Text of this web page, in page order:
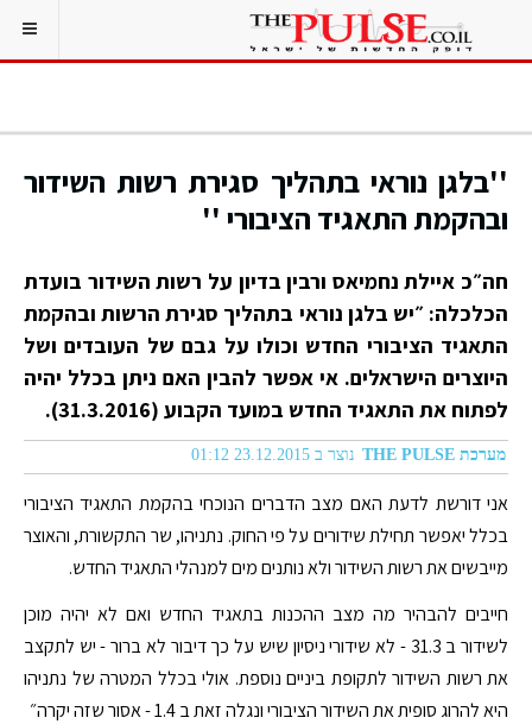
''בלגן נוראי בתהליך סגירת רשות השידור
ובהקמת התאגיד הציבורי ''
חה״כ איילת נחמיאס ורבין בדיון על רשות השידור בועדת
הכלכלה: ״יש בלגן נוראי בתהליך סגירת הרשות ובהקמת
התאגיד הציבורי החדש וכולו על גבם של העובדים ושל
היוצרים הישראלים. אי אפשר להבין האם ניתן בכלל יהיה
לפתוח את התאגיד החדש במועד הקבוע (31.3.2016).
מערכת THE PULSE נוצר ב 23.12.2015 01:12
אני דורשת לדעת האם מצב הדברים הנוכחי בהקמת התאגיד הציבורי
בכלל יאפשר תחילת שידורים על פי החוק. נתניהו, שר התקשורת, והאוצר
מייבשים את רשות השידור ולא נותנים מים למנהלי התאגיד החדש.
חייבים להבהיר מה מצב ההכנות בתאגיד החדש ואם לא יהיה מוכן
לשידור ב 31.3 - לא שידורי ניסיון שיש על כך דיבור לא ברור - יש לתקצב
את רשות השידור לתקופת ביניים נוספת. אולי בכלל המטרה של נתניהו
היא להרוג סופית את השידור הציבורי ונגלה זאת ב 1.4 - אסור שזה יקרה״